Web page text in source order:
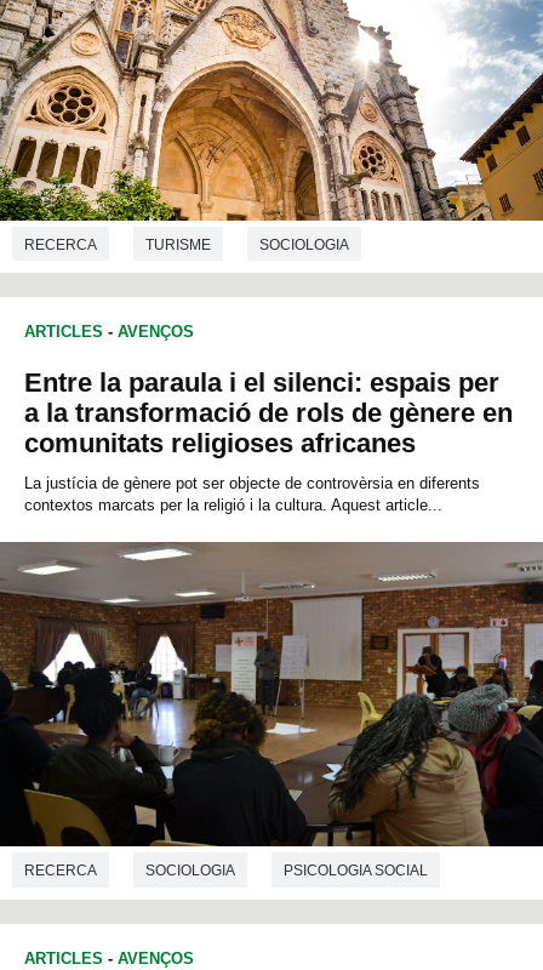
RECERCA TURISME SOCIOLOGIA
CIÈNCIES DE LA COMUNICACIÓ
ARTICLES - AVENÇOS
Entre la paraula i el silenci: espais per
a la transformació de rols de gènere en
comunitats religioses africanes
La justícia de gènere pot ser objecte de controvèrsia en diferents
contextos marcats per la religió i la cultura. Aquest article...
RECERCA SOCIOLOGIA PSICOLOGIA SOCIAL
ARTICLES - AVENÇOS